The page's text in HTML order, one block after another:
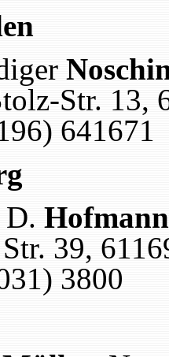
Str. 13,
641671
D. Hofmann
39,
3800